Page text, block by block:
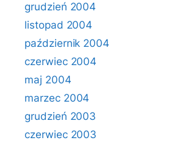
grudzień 2004
listopad 2004
październik 2004
czerwiec 2004
maj 2004
marzec 2004
grudzień 2003
czerwiec 2003